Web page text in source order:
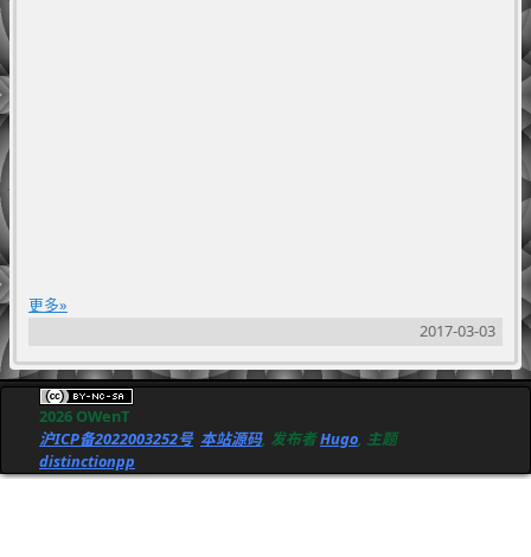
更多
2017-03-03
2026 OWenT
沪ICP备2022003252号 本站源码, 发布者Hugo , 主题
distinctionpp